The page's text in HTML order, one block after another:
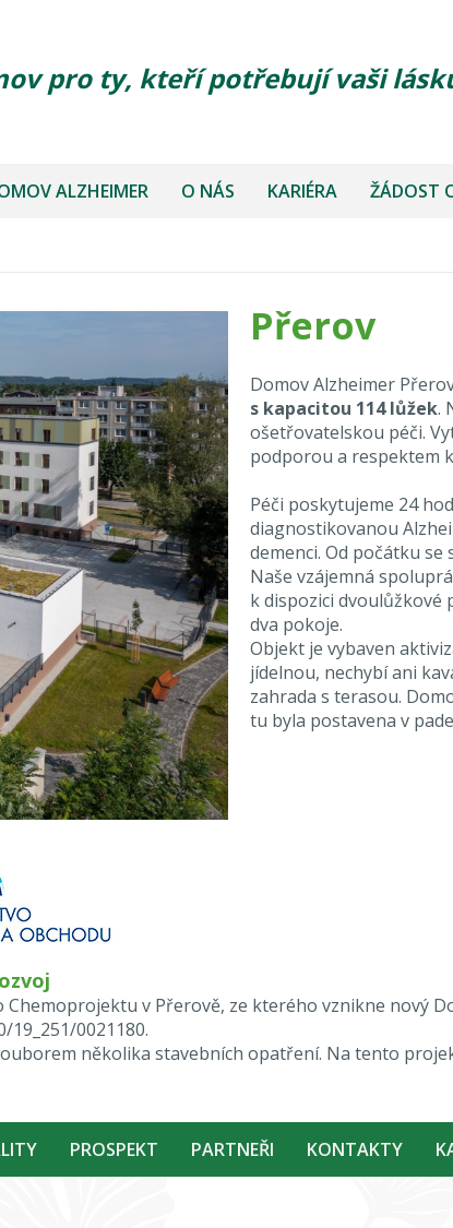
pro ty, kteří potřebují vaši
ALZHEIMER O NÁS KARIÉRA ŽÁDOST
Přerov
Domov Alzheimer
s kapacitou 114 lůžek.
ošetřovatelskou péči.
podporou a respektem
Péči poskytujeme 24
diagnostikovanou
demenci. Od počátku
Naše vzájemná
k dispozici dvoulůžkové
dva pokoje.
Objekt je vybaven
jídelnou, nechybí ani
zahrada s terasou.
tu byla postavena v
v Přerově, ze kterého vznikne nový
19_251/0021180.
několika stavebních opatření. Na tento
PROSPEKT PARTNEŘI KONTAKTY